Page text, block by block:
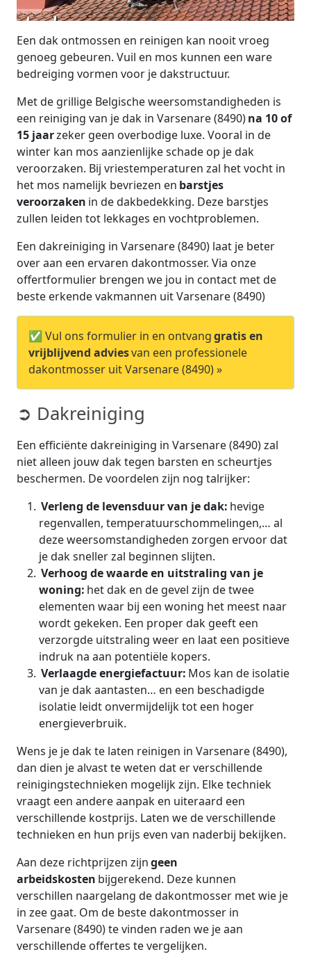
Een dak ontmossen en reinigen kan nooit vroeg
genoeg gebeuren. Vuil en mos kunnen een ware
bedreiging vormen voor je dakstructuur.
Met de grillige Belgische weersomstandigheden is
een reiniging van je dak in Varsenare (8490)na 10 of
15 jaarzeker geen overbodige luxe. Vooral in de
winter kan mos aanzienlijke schade op je dak
veroorzaken. Bij vriestemperaturen zal het vocht in
het mos namelijk bevriezen en barstjes
veroorzaken in de dakbedekking. Deze barstjes
zullen leiden tot lekkages en vochtproblemen.
Een dakreiniging in Varsenare (8490) laat je beter
over aan een ervaren dakontmosser. Via onze
offertformulier brengen we jou in contact met de
beste erkende vakmannen uit Varsenare (8490)
✅ Vul ons formulier in en ontvanggratis en
vrijblijvend adviesvan een professionele
dakontmosser uit Varsenare (8490) »
➲ Dakreiniging
Een efficiënte dakreiniging in Varsenare (8490) zal
niet alleen jouw dak tegen barsten en scheurtjes
beschermen. De voordelen zijn nog talrijker:
Verleng de levensduur van je dak: hevige
regenvallen, temperatuurschommelingen,… al
deze weersomstandigheden zorgen ervoor dat
je dak sneller zal beginnen slijten.
Verhoog de waarde en uitstraling van je
woning: het dak en de gevel zijn de twee
elementen waar bij een woning het meest naar
wordt gekeken. Een proper dak geeft een
verzorgde uitstraling weer en laat een positieve
indruk na aan potentiële kopers.
Verlaagde energiefactuur: Mos kan de isolatie
van je dak aantasten… en een beschadigde
isolatie leidt onvermijdelijk tot een hoger
energieverbruik.
Wens je je dak te laten reinigen in Varsenare (8490),
dan dien je alvast te weten dat er verschillende
reinigingstechnieken mogelijk zijn. Elke techniek
vraagt een andere aanpak en uiteraard een
verschillende kostprijs. Laten we de verschillende
technieken en hun prijs even van naderbij bekijken.
Aan deze richtprijzen zijngeen
arbeidskosten bijgerekend. Deze kunnen
verschillen naargelang de dakontmosser met wie je
in zee gaat. Om de beste dakontmosser in
Varsenare (8490) te vinden raden we je aan
verschillende offertes te vergelijken.